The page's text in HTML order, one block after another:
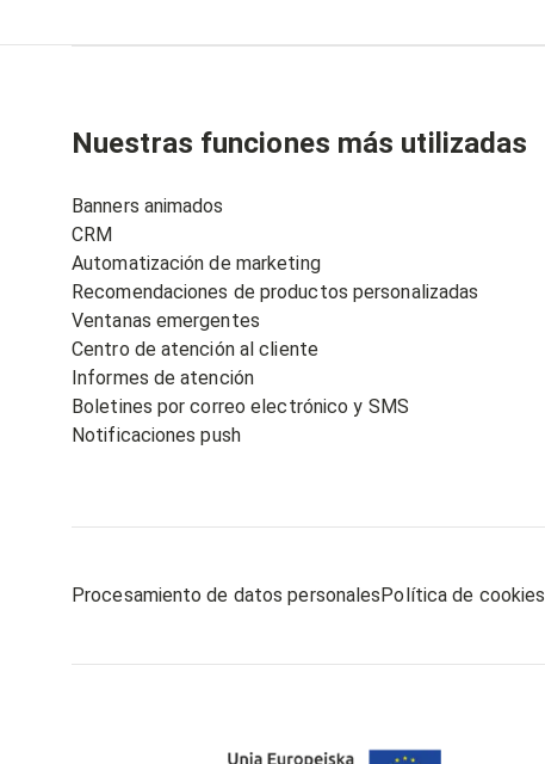
Nuestras funciones más utilizadas
Banners animados
CRM
Automatización de marketing
Recomendaciones de productos personalizadas
Ventanas emergentes
Centro de atención al cliente
Informes de atención
Boletines por correo electrónico y SMS
Notificaciones push
Procesamiento de datos personalesPolítica de cookies